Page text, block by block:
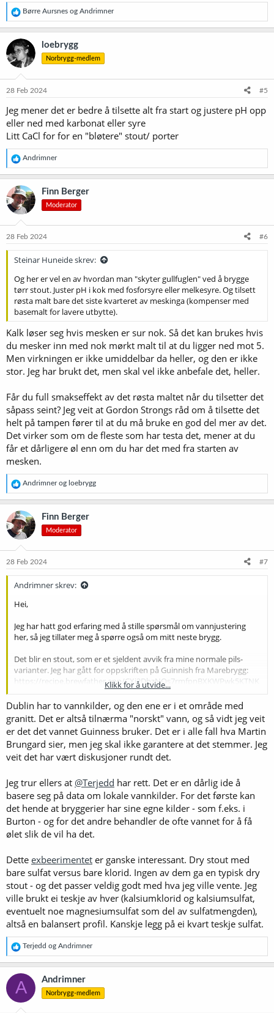
R
e
a
k
s
j
o
e
:
Børre Aursnes og Andrimner
loebrygg
Norbrygg-medlem
28 Feb 2024 #5
Jeg mener det er bedre å tilsette alt fra start og justere pH opp
eller ned med karbonat eller syre
Litt CaCl for for en "bløtere" stout/ porter
R
e
a
k
s
j
o
e
Andrimner
Finn Berger
Moderator
28 Feb 2024 #6
Steinar Huneide skrev:
Og her er vel en av hvordan man "skyter gullfuglen" ved å brygge
tørr stout. Juster pH i kok med fosforsyre eller melkesyre. Og tilsett
røsta malt bare det siste kvarteret av meskinga (kompenser med
basemalt for lavere utbytte).
Kalk løser seg hvis mesken er sur nok. Så det kan brukes hvis
du mesker inn med nok mørkt malt til at du ligger ned mot 5.
Men virkningen er ikke umiddelbar da heller, og den er ikke
stor. Jeg har brukt det, men skal vel ikke anbefale det, heller.
Får du full smakseffekt av det røsta maltet når du tilsetter det
såpass seint? Jeg veit at Gordon Strongs råd om å tilsette det
helt på tampen fører til at du må bruke en god del mer av det.
Det virker som om de fleste som har testa det, mener at du
får et dårligere øl enn om du har det med fra starten av
mesken.
R
e
a
k
s
j
o
e
Andrimnerog loebrygg
Finn Berger
Moderator
28 Feb 2024 #7
Andrimner skrev:
Hei,
Jeg har hatt god erfaring med å stille spørsmål om vannjustering
her, så jeg tillater meg å spørre også om mitt neste brygg.
Det blir en stout, som er et sjeldent avvik fra mine normale pils-
varianter. Jeg har gått for oppskriften på Guinnish fra Marebrygg:
https://recipe.brewfather.app/CXi2DbzNQs7rmfpnBXKWPwk5KTNK
Som vanlig har jeg stilt inn Brewfather med min egen profil som ser
sånn ut:
Vis vedlegget 66517
Vis vedlegget 66518
Det gir følgende tillegg:
Vis vedlegget 66519
Det ser jo ut til å treffe profilen veldig bra. Men det er jo ofte en del
aspekter man ikke får frem gjennom slike beregninger, så jeg tenkte
å høre om det var noen her som hadde noen innspill?
Klikk for å utvide...
Dublin har to vannkilder, og den ene er i et område med
granitt. Det er altså tilnærma "norskt" vann, og så vidt jeg veit
er det det vannet Guinness bruker. Det er i alle fall hva Martin
Brungard sier, men jeg skal ikke garantere at det stemmer. Jeg
veit det har vært diskusjoner rundt det.
Jeg trur ellers at @Terjedd har rett. Det er en dårlig ide å
basere seg på data om lokale vannkilder. For det første kan
det hende at bryggerier har sine egne kilder - som f.eks. i
Burton - og for det andre behandler de ofte vannet for å få
ølet slik de vil ha det.
Dette exbeerimentet er ganske interessant. Dry stout med
bare sulfat versus bare klorid. Ingen av dem ga en typisk dry
stout - og det passer veldig godt med hva jeg ville vente. Jeg
ville brukt ei teskje av hver (kalsiumklorid og kalsiumsulfat,
eventuelt noe magnesiumsulfat som del av sulfatmengden),
altså en balansert profil. Kanskje legg på ei kvart teskje sulfat.
R
e
a
k
s
o
Terjedd og Andrimner
A Andrimner
Norbrygg-medlem